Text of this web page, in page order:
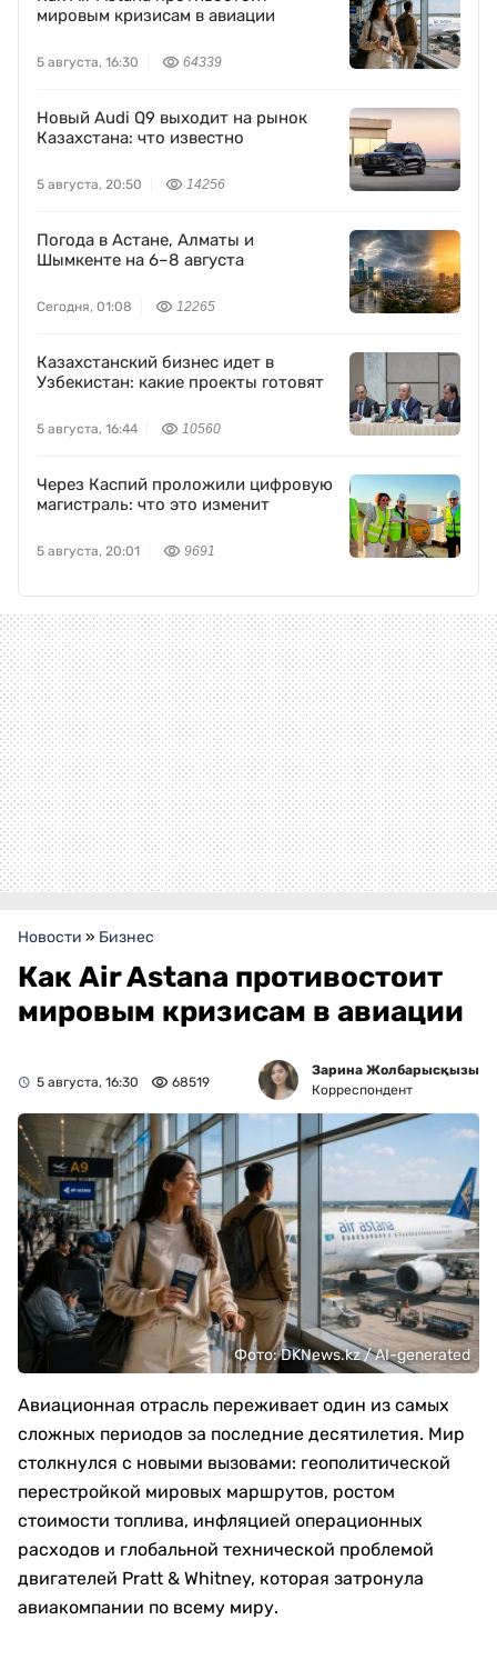
мировым кризисам в авиации
5 августа, 16:30 64339
Новый Audi Q9 выходит на рынок
Казахстана: что известно
5 августа, 20:50 14256
Погода в Астане, Алматы и
Шымкенте на 6–8 августа
Сегодня, 01:08 12265
Казахстанский бизнес идет в
Узбекистан: какие проекты готовят
5 августа, 16:44 10560
Через Каспий проложили цифровую
магистраль: что это изменит
5 августа, 20:01 9691
Новости » Бизнес
Как Air Astana противостоит
мировым кризисам в авиации
5 августа, 16:30 68519
Зарина Жолбарысқызы
Корреспондент
Фото: DKNews.kz / AI-generated
Авиационная отрасль переживает один из самых
сложных периодов за последние десятилетия. Мир
столкнулся с новыми вызовами: геополитической
перестройкой мировых маршрутов, ростом
стоимости топлива, инфляцией операционных
расходов и глобальной технической проблемой
двигателей Pratt & Whitney, которая затронула
авиакомпании по всему миру.